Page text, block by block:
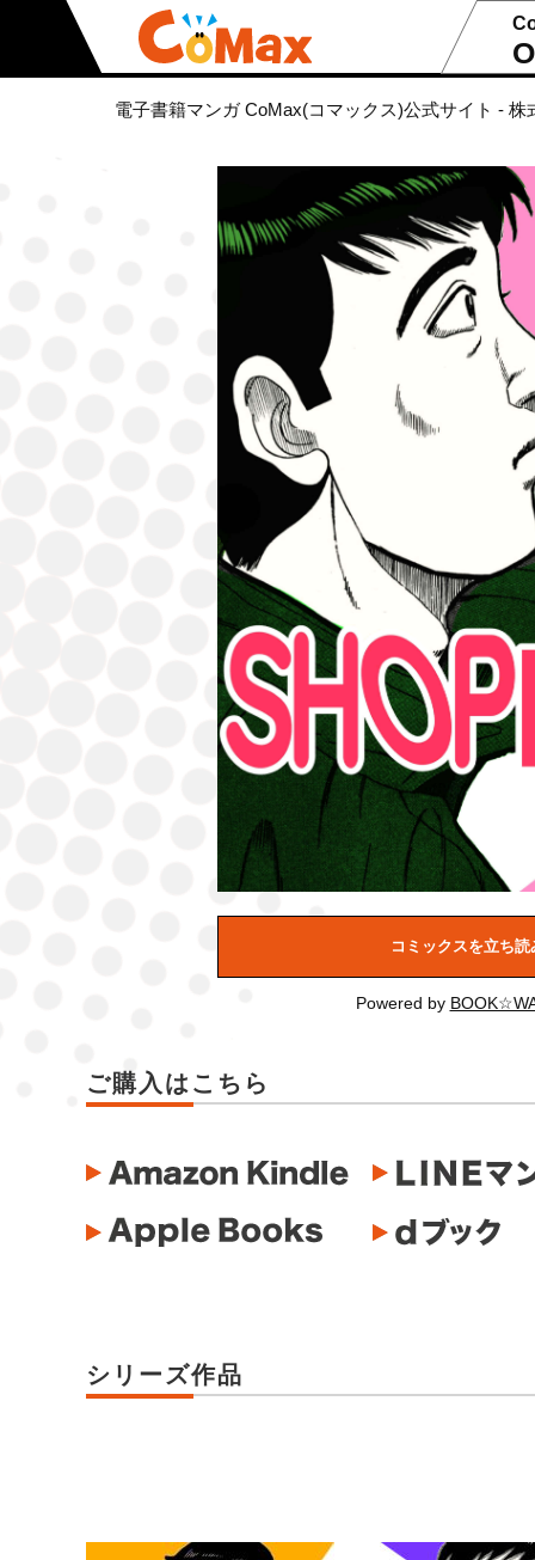
電子書籍マンガ CoMax(コマックス)公式サイト - 株
コミックスを立ち読
Powered by
ご購入はこちら
シリーズ作品